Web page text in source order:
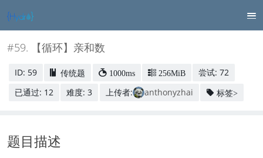
#59. 【循环】亲和数
ID: 59 传统题 1000ms 256MiB
尝试: 72
已通过: 12
难度: 3 上传者: anthonyzhai 标签>
题目描述